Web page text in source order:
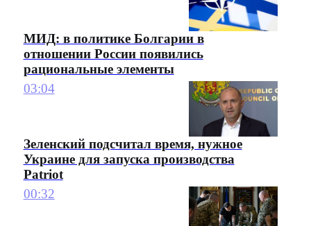
МИД: в политике Болгарии в
отношении России появились
рациональные элементы
03:04
Зеленский подсчитал время, нужное
Украине для запуска производства
Patriot
00:32